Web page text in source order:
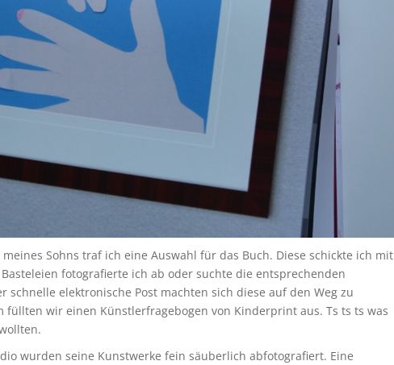
Sohns traf ich eine Auswahl für das Buch. Diese schickte ich mit
fotografierte ich ab oder suchte die entsprechenden
schnelle elektronische Post machten sich diese auf den Weg zu
füllten wir einen Künstlerfragebogen von Kinderprint aus. Ts ts ts was
wurden seine Kunstwerke fein säuberlich abfotografiert. Eine